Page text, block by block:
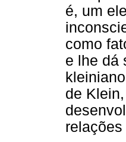
é, um
como
e lhe dá
de